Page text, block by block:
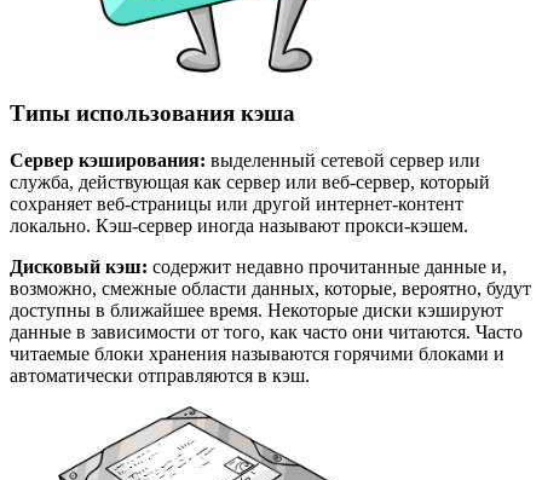
Типы использования кэша
Сервер кэширования: выделенный сетевой сервер или
служба, действующая как сервер или веб-сервер, который
сохраняет веб-страницы или другой интернет-контент
локально. Кэш-сервер иногда называют прокси-кэшем.
Дисковый кэш: содержит недавно прочитанные данные и,
возможно, смежные области данных, которые, вероятно, будут
доступны в ближайшее время. Некоторые диски кэшируют
данные в зависимости от того, как часто они читаются. Часто
читаемые блоки хранения называются горячими блоками и
автоматически отправляются в кэш.